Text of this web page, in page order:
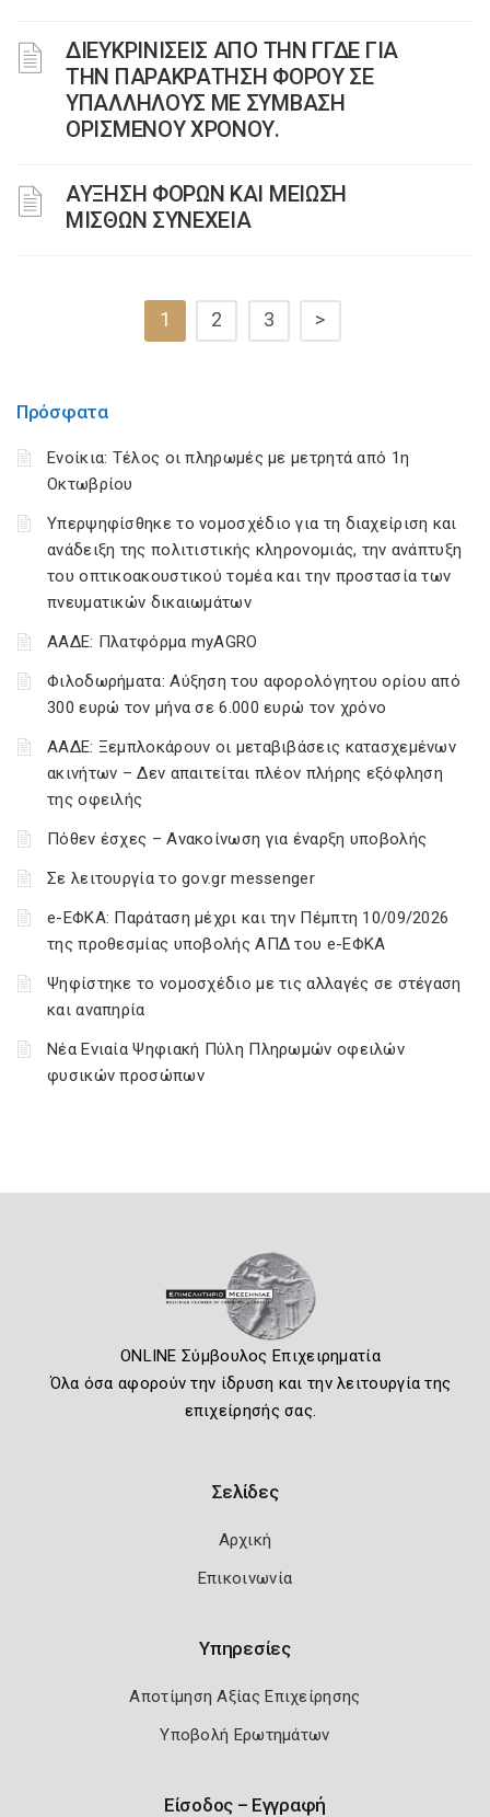
ΔΙΕΥΚΡΙΝΙΣΕΙΣ ΑΠΟ ΤΗΝ ΓΓΔΕ ΓΙΑ
ΤΗΝ ΠΑΡΑΚΡΑΤΗΣΗ ΦΟΡΟΥ ΣΕ
ΥΠΑΛΛΗΛΟΥΣ ΜΕ ΣΥΜΒΑΣΗ
ΟΡΙΣΜΕΝΟΥ ΧΡΟΝΟΥ.
ΑΥΞΗΣΗ ΦΟΡΩΝ ΚΑΙ ΜΕΙΩΣΗ
ΜΙΣΘΩΝ ΣΥΝΕΧΕΙΑ
1 2 3 >
Πρόσφατα
Ενοίκια: Τέλος οι πληρωμές με μετρητά από 1η
Οκτωβρίου
Υπερψηφίσθηκε το νομοσχέδιο για τη διαχείριση και
ανάδειξη της πολιτιστικής κληρονομιάς, την ανάπτυξη
του οπτικοακουστικού τομέα και την προστασία των
πνευματικών δικαιωμάτων
ΑΑΔΕ: Πλατφόρμα myAGRO
Φιλοδωρήματα: Αύξηση του αφορολόγητου ορίου από
300 ευρώ τον μήνα σε 6.000 ευρώ τον χρόνο
ΑΑΔΕ: Ξεμπλοκάρουν οι μεταβιβάσεις κατασχεμένων
ακινήτων – Δεν απαιτείται πλέον πλήρης εξόφληση
της οφειλής
Πόθεν έσχες – Ανακοίνωση για έναρξη υποβολής
Σε λειτουργία το gov.gr messenger
e-ΕΦΚΑ: Παράταση μέχρι και την Πέμπτη 10/09/2026
της προθεσμίας υποβολής ΑΠΔ του e-ΕΦΚΑ
Ψηφίστηκε το νομοσχέδιο με τις αλλαγές σε στέγαση
και αναπηρία
Νέα Ενιαία Ψηφιακή Πύλη Πληρωμών οφειλών
φυσικών προσώπων
ONLINE Σύμβουλος Επιχειρηματία
Όλα όσα αφορούν την ίδρυση και την λειτουργία της
επιχείρησής σας.
Σελίδες
Αρχική
Επικοινωνία
Υπηρεσίες
Αποτίμηση Αξίας Επιχείρησης
Υποβολή Ερωτημάτων
Είσοδος – Εγγραφή